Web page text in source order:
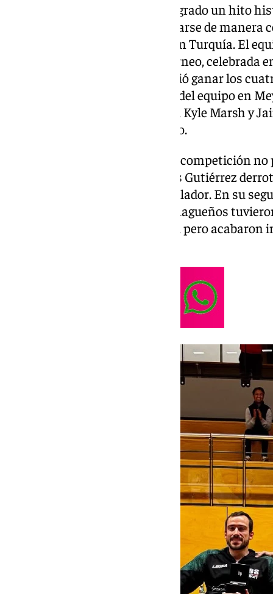
El Amivel Reyes Gutiérrez ha logrado un hito
de ruedas malagueño al clasificarse de
la Eurocup 3, que se disputará en Turquía. El
arrasó en la primera fase del torneo, celebrada
dominio absoluto que le permitió ganar los
solvencia. No fue el único éxito del equipo en
puesto y el oro colgado al cuello, Kyle Marsh y
Mejor Quinteto del Campeonato.
El debut del equipo veleño en la competición
primer encuentro, Amivel Reyes Gutiérrez
47-81, mostrando un juego arrollador. En su
Bergamo Sport de Italia, los malagueños
arranque fuerte de los italianos, pero